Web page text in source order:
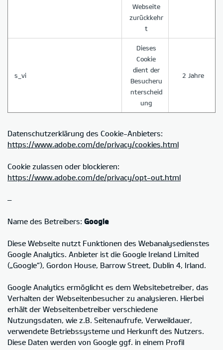
Webseite
zurückkehr
t
s_vi
Dieses
Cookie
dient der
Besucheru
nterscheid
ung
2 Jahre
Datenschutzerklärung des Cookie-Anbieters:
https://www.adobe.com/de/privacy/cookies.html
Cookie zulassen oder blockieren:
https://www.adobe.com/de/privacy/opt-out.html
–
Name des Betreibers: Google
Diese Webseite nutzt Funktionen des Webanalysedienstes
Google Analytics. Anbieter ist die Google Ireland Limited
(„Google“), Gordon House, Barrow Street, Dublin 4, Irland.
Google Analytics ermöglicht es dem Websitebetreiber, das
Verhalten der Webseitenbesucher zu analysieren. Hierbei
erhält der Webseitenbetreiber verschiedene
Nutzungsdaten, wie z.B. Seitenaufrufe, Verweildauer,
verwendete Betriebssysteme und Herkunft des Nutzers.
Diese Daten werden von Google ggf. in einem Profil